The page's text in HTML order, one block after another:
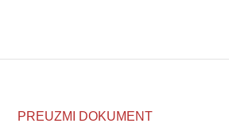
PREUZMI DOKUMENT